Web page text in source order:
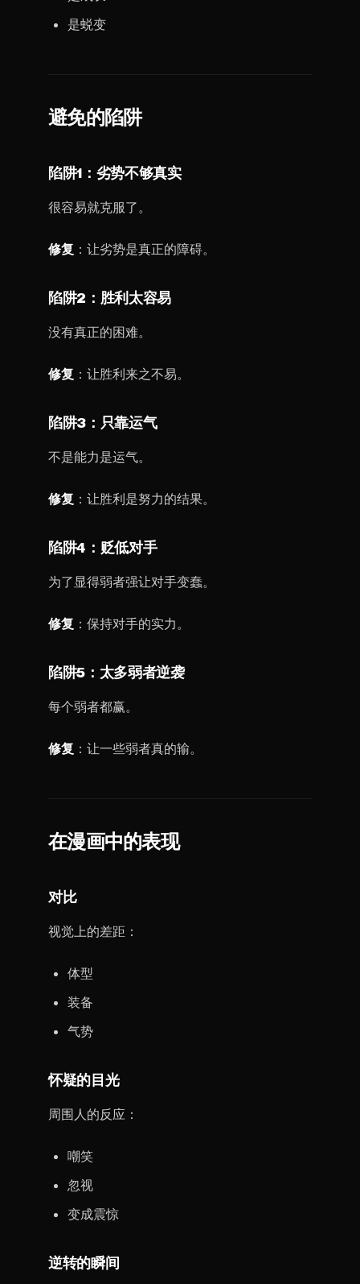
是蜕变
避免的陷阱
陷阱1：劣势不够真实
很容易就克服了。
修复 ：让劣势是真正的障碍。
陷阱2：胜利太容易
没有真正的困难。
修复 ：让胜利来之不易。
陷阱3：只靠运气
不是能力是运气。
修复 ：让胜利是努力的结果。
陷阱4：贬低对手
为了显得弱者强让对手变蠢。
修复 ：保持对手的实力。
陷阱5：太多弱者逆袭
每个弱者都赢。
修复 ：让一些弱者真的输。
在漫画中的表现
对比
视觉上的差距：
体型
装备
气势
怀疑的目光
周围人的反应：
嘲笑
忽视
变成震惊
逆转的瞬间